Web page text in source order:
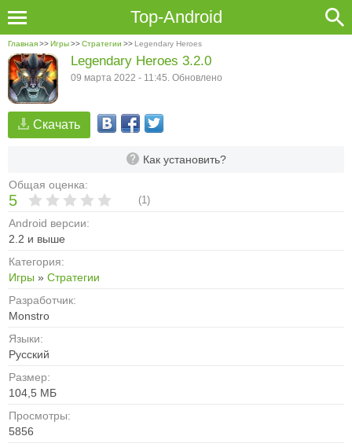
Top-Android
Главная>>Игры>>Стратегии >> Legendary Heroes
Скачать
Как установить?
Общая оценка:
5 (1)
Android версии:
2.2 и выше
Категория:
Игры » Стратегии
Разработчик:
Monstro
Языки:
Русский
Размер:
104,5 МБ
Просмотры:
5856
Legendary Heroes 3.2.0
09 марта 2022 - 11:45. Обновлено